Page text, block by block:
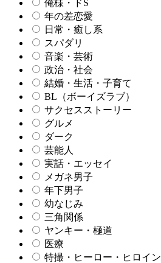
俺様・ドS
年の差恋愛
日常・癒し系
スパダリ
音楽・芸術
政治・社会
結婚・生活・子育て
BL（ボーイズラブ）
サクセスストーリー
グルメ
ダーク
芸能人
実話・エッセイ
メガネ男子
年下男子
幼なじみ
三角関係
ヤンキー・極道
医療
特撮・ヒーロー・ヒロイン